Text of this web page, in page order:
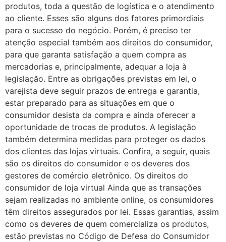
produtos, toda a questão de logística e o atendimento
ao cliente. Esses são alguns dos fatores primordiais
para o sucesso do negócio. Porém, é preciso ter
atenção especial também aos direitos do consumidor,
para que garanta satisfação a quem compra as
mercadorias e, principalmente, adequar a loja à
legislação. Entre as obrigações previstas em lei, o
varejista deve seguir prazos de entrega e garantia,
estar preparado para as situações em que o
consumidor desista da compra e ainda oferecer a
oportunidade de trocas de produtos. A legislação
também determina medidas para proteger os dados
dos clientes das lojas virtuais. Confira, a seguir, quais
são os direitos do consumidor e os deveres dos
gestores de comércio eletrônico. Os direitos do
consumidor de loja virtual Ainda que as transações
sejam realizadas no ambiente online, os consumidores
têm direitos assegurados por lei. Essas garantias, assim
como os deveres de quem comercializa os produtos,
estão previstas no Código de Defesa do Consumidor